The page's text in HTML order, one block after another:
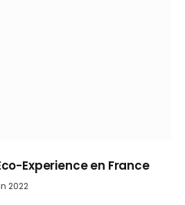
Experience en France
2022